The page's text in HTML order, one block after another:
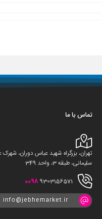
تماس با ما
تهران، بزرگراه شهید عباس دوران،
سلیمانی، طبقه 3، واحد 349
0098 9303156571
info@jebhemarket.ir